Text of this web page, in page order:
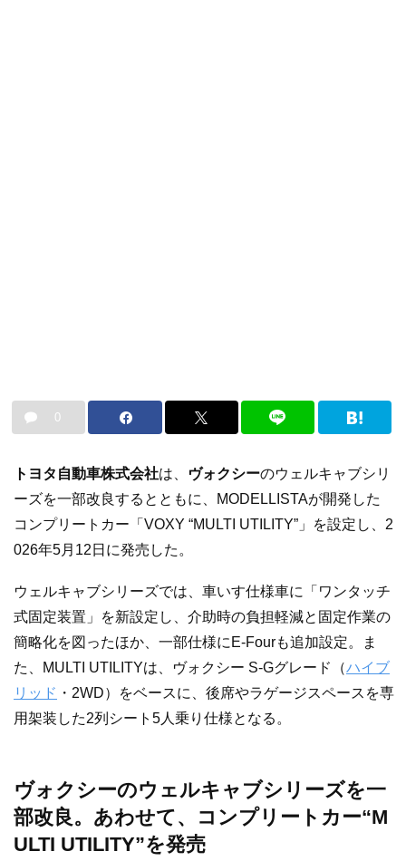
0
トヨタ自動車株式会社は、 ヴォクシーのウェルキャブシリ
ーズを一部改良するとともに、MODELLISTAが開発した
コンプリートカー「VOXY “MULTI UTILITY”」を設定し、2
026年5月12日に発売した。
ウェルキャブシリーズでは、車いす仕様車に「ワンタッチ
式固定装置」を新設定し、介助時の負担軽減と固定作業の
簡略化を図ったほか、一部仕様にE-Fourも追加設定。ま
た、MULTI UTILITYは、ヴォクシー S-Gグレード（ハイブ
リッド ・2WD）をベースに、後席やラゲージスペースを専
用架装した2列シート5人乗り仕様となる。
ヴォクシーのウェルキャブシリーズを一
部改良。あわせて、コンプリートカー“M
ULTI UTILITY”を発売